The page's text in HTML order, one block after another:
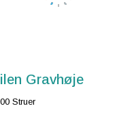
Gravhøje
Struer